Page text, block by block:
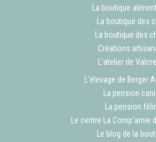
La boutique
La boutique des
La boutique des
Créations
L’atelier de
L’élevage de Berger
La pension
La pension
Le centre La
Le blog de la